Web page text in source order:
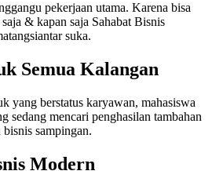
pekerjaan utama. Karena bisa
& kapan saja Sahabat Bisnis
suka.
Semua Kalangan
yang berstatus karyawan, mahasiswa
sedang mencari penghasilan tambahan
bisnis sampingan.
Modern